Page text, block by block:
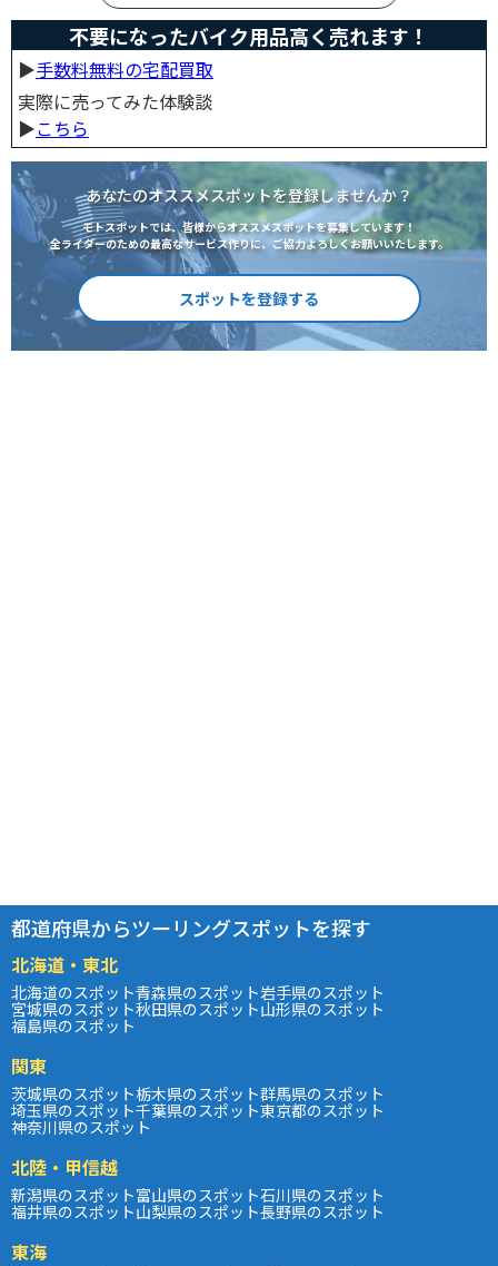
不要になったバイク用品高く売れます！
▶︎手数料無料の宅配買取
実際に売ってみた体験談
▶︎こちら
あなたのオススメスポットを登録しませんか？
モトスポットでは、皆様からオススメスポットを募集しています！
全ライダーのための最高なサービス作りに、ご協力よろしくお願いいたします。
スポットを登録する
都道府県からツーリングスポットを探す
北海道・東北
北海道のスポット青森県のスポット岩手県のスポット
宮城県のスポット秋田県のスポット山形県のスポット
福島県のスポット
関東
茨城県のスポット栃木県のスポット群馬県のスポット
埼玉県のスポット千葉県のスポット東京都のスポット
神奈川県のスポット
北陸・甲信越
新潟県のスポット富山県のスポット石川県のスポット
福井県のスポット山梨県のスポット長野県のスポット
東海